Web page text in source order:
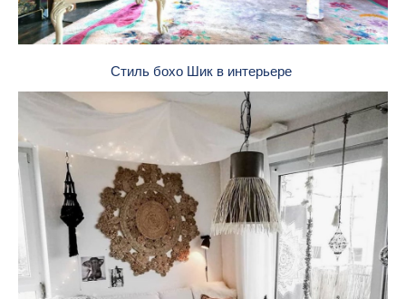
Стиль бохо Шик в интерьере